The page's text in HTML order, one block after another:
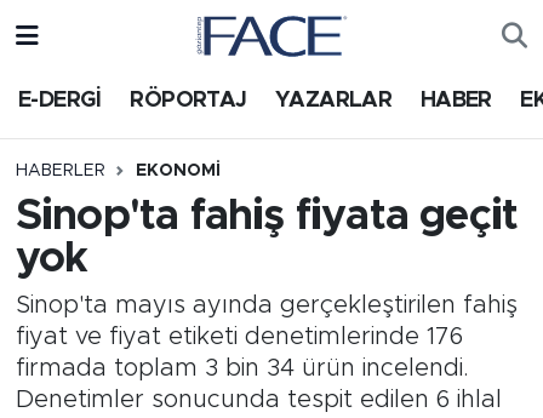
E-DERGİ RÖPORTAJ YAZARLAR HABER
HABERLER EKONOMI
Sinop'ta fahiş fiyata geçit
yok
Sinop'ta mayıs ayında gerçekleştirilen fahiş
fiyat ve fiyat etiketi denetimlerinde 176
firmada toplam 3 bin 34 ürün incelendi.
Denetimler sonucunda tespit edilen 6 ihlal
HABER
Nöbetçi Eczaneler
Trafik Durumu
Süper Lig Puan Durumu ve Fikstür
Tüm Manşetler
Son Dakika Haberleri